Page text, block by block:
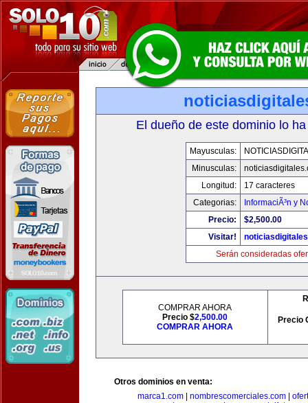
El dueño de este dominio lo
Mayusculas:
Minusculas:
Longitud:
17 caracteres
Categorias:
InformaciÃ³n y
Precio:
$2,500.00
Visitar!
Serán consideradas
COMPRAR AHORA
Precio $2,500.00
COMPRAR AHORA
Precio
Otros dominios en venta:
marca1.com| nombrescomerciales.com|